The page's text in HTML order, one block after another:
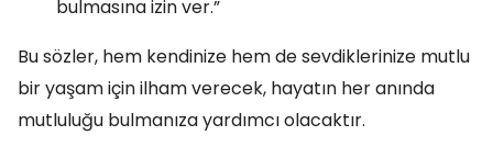
bulmasına izin ver.”
Bu sözler, hem kendinize hem de sevdiklerinize mutlu
bir yaşam için ilham verecek, hayatın her anında
mutluluğu bulmanıza yardımcı olacaktır.